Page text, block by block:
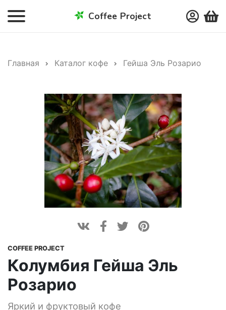
Coffee Project
Главная Каталог кофе Гейша Эль Розарио
COFFEE PROJECT
Колумбия Гейша Эль
Розарио
Яркий и фруктовый кофе